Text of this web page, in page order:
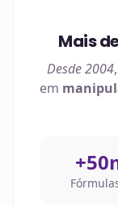
Mais
Desde 2004
em